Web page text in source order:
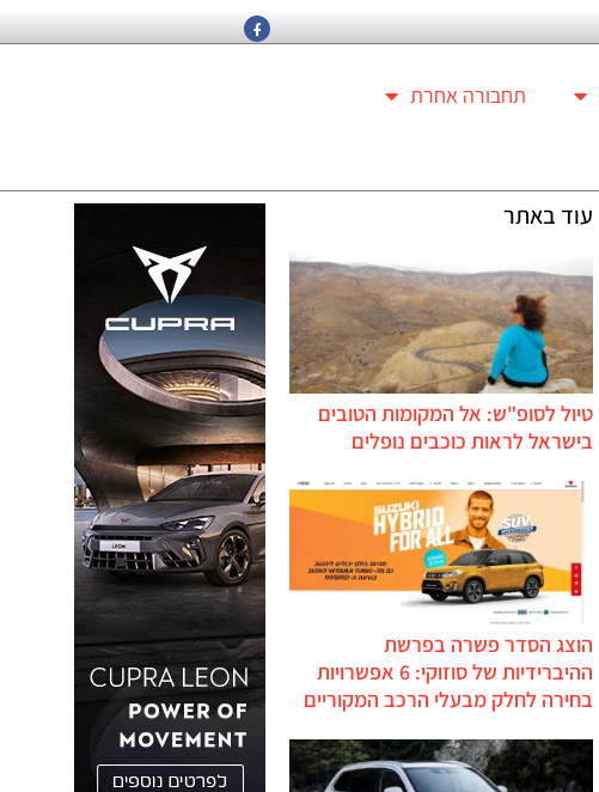
תחבורה אחרת
עוד באתר
טיול לסופ"ש: אל המקומות הטובים
בישראל לראות כוכבים נופלים
הוצג הסדר פשרה בפרשת
ההיברידיות של סוזוקי: 6 אפשרויות
בחירה לחלק מבעלי הרכב המקוריים